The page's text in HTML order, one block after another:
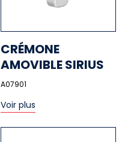
CRÉMONE
AMOVIBLE SIRIUS
A07901
Voir plus